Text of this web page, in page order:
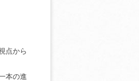
点から
本の進